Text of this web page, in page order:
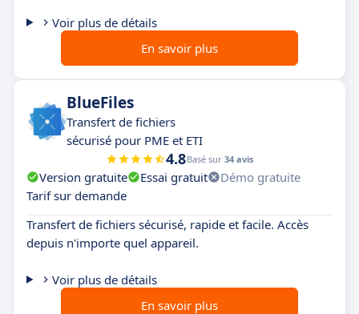
Voir plus de détails
En savoir plus
BlueFiles
Transfert de fichiers
sécurisé pour PME et ETI
4.8Basé sur 34 avis
Version gratuite Essai gratuit
Démo gratuite
Tarif sur demande
Transfert de fichiers sécurisé, rapide et facile. Accès
depuis n'importe quel appareil.
Voir plus de détails
En savoir plus